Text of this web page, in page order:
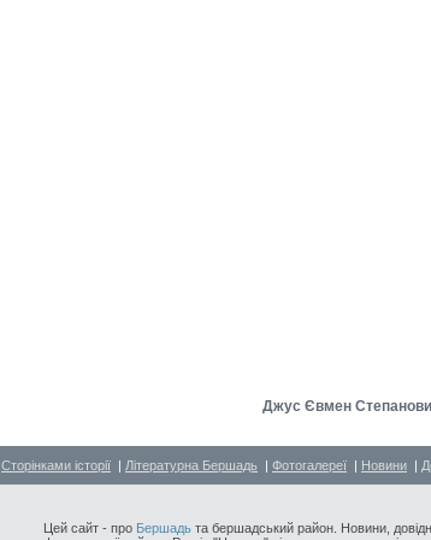
Джус Євмен
Сторінками історії | Літературна Бершадь | Фотогалереї | Новини |
Цей сайт - про Бершадь та бершадський район. Новини,